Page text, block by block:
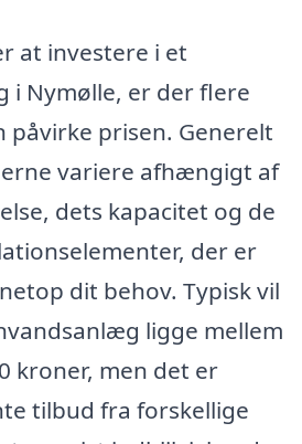
at investere i et
i Nymølle, er der flere
påvirke prisen. Generelt
variere afhængigt af
dets kapacitet og de
der er
dit behov. Typisk vil
ligge mellem
kroner, men det er
tilbud fra forskellige